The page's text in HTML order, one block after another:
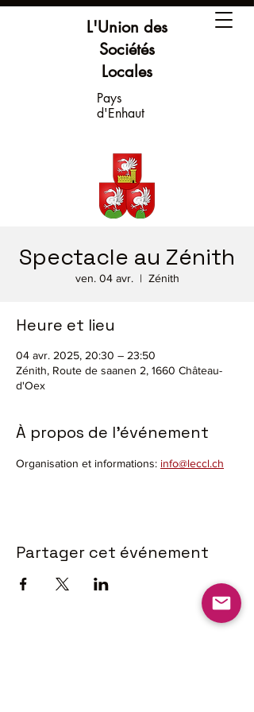
L'Union des
Sociétés
Locales
Pays
d'Enhaut
Spectacle au Zénith
ven. 04 avr.
  |
Zénith
Heure et lieu
04 avr. 2025, 20:30 – 23:50
Zénith, Route de saanen 2, 1660 Château-
d'Oex
À propos de l'événement
Organisation et informations: info@leccl.ch
Partager cet événement